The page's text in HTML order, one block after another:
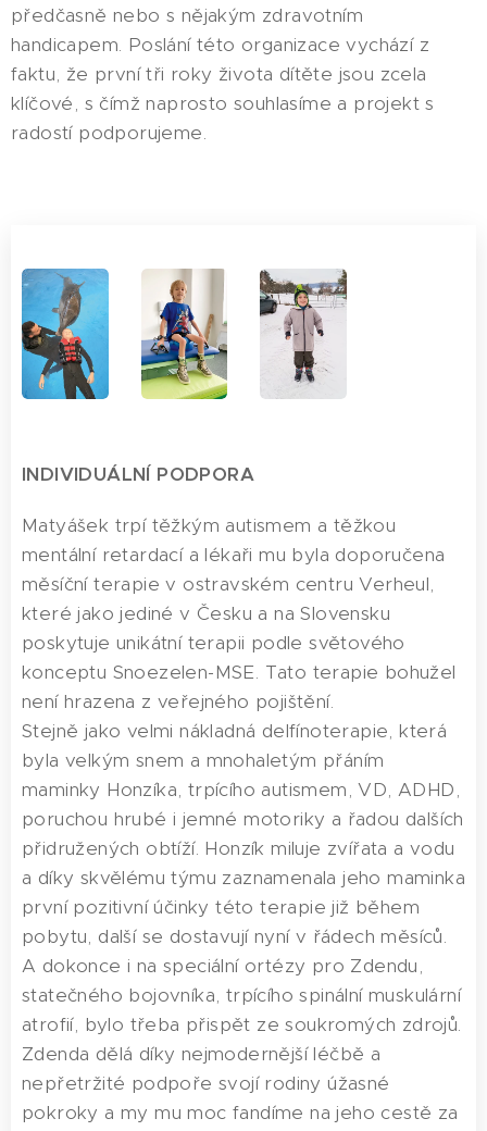
předčasně nebo s nějakým zdravotním
handicapem. Poslání této organizace vychází z
faktu, že první tři roky života dítěte jsou zcela
klíčové, s čímž naprosto souhlasíme a projekt s
radostí podporujeme.
INDIVIDUÁLNÍ PODPORA
Matyášek trpí těžkým autismem a těžkou
mentální retardací a lékaři mu byla doporučena
měsíční terapie v ostravském centru Verheul,
které jako jediné v Česku a na Slovensku
poskytuje unikátní terapii podle světového
konceptu Snoezelen-MSE. Tato terapie bohužel
není hrazena z veřejného pojištění.
Stejně jako velmi nákladná delfínoterapie, která
byla velkým snem a mnohaletým přáním
maminky Honzíka, trpícího autismem, VD, ADHD,
poruchou hrubé i jemné motoriky a řadou dalších
přidružených obtíží. Honzík miluje zvířata a vodu
a díky skvělému týmu zaznamenala jeho maminka
první pozitivní účinky této terapie již během
pobytu, další se dostavují nyní v řádech měsíců.
A dokonce i na speciální ortézy pro Zdendu,
statečného bojovníka, trpícího spinální muskulární
atrofií, bylo třeba přispět ze soukromých zdrojů.
Zdenda dělá díky nejmodernější léčbě a
nepřetržité podpoře svojí rodiny úžasné
pokroky a my mu moc fandíme na jeho cestě za